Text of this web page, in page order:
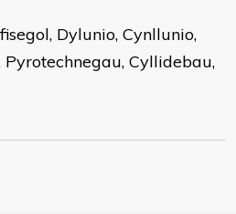
Dylunio, Cynllunio,
Cyllidebau,